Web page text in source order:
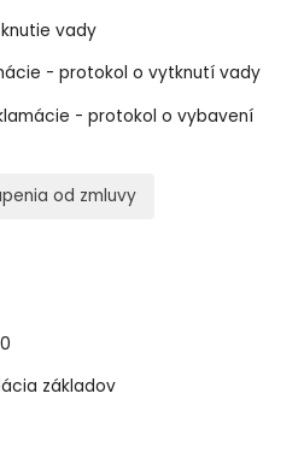
vady
- protokol o vytknutí vady
- protokol o vybavení
od zmluvy
základov